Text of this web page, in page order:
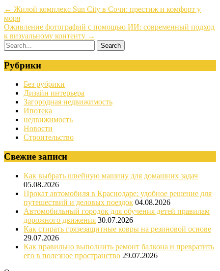
← Жилой комплекс Sun City в Сочи: престиж и комфорт у
моря
Оживление фотографий с помощью ИИ: современный подход
к визуальному контенту →
Рубрики
Без рубрики
Дизайн интерьера
Загородная недвижимость
Ипотека
недвижимость
Новости
Строительство
Свежие записи
Как выбрать швейную машину для домашних задач
05.08.2026
Прокат автомобиля в Краснодаре: удобное решение для
путешествий и деловых поездок 04.08.2026
Автомобильный городок для обучения детей правилам
дорожного движения 30.07.2026
Как стирать грязезащитные ковры на резиновой основе
29.07.2026
Как правильно выполнить ремонт балкона и превратить
его в полезное пространство 29.07.2026